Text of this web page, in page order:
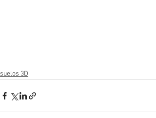
suelos 3D